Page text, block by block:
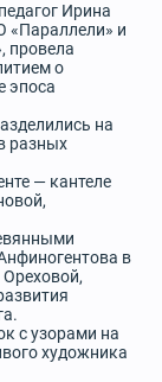
Ирина
«Параллели» и
провела
о
эпоса
на
разных
— кантеле
в
с узорами на
художника